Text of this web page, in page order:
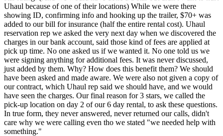
Uhaul because of one of their locations) While we were there
showing ID, confirming info and hooking up the trailer, $70+ was
added to our bill for insurance (half the entire rental cost). Uhaul
reservation rep we asked the very next day when we discovered the
charges in our bank account, said those kind of fees are applied at
pick up time. No one asked us if we wanted it. No one told us we
were signing anything for additional fees. It was never discussed,
just added by them. Why? How does this benefit them? We should
have been asked and made aware. We were also not given a copy of
our contract, which Uhaul rep said we should have, and we would
have seen the charges. Our final reason for 3 stars, we called the
pick-up location on day 2 of our 6 day rental, to ask these questions.
In true form, they never answered, never returned our calls, didn't
care why we were calling even tho we stated "we needed help with
something."